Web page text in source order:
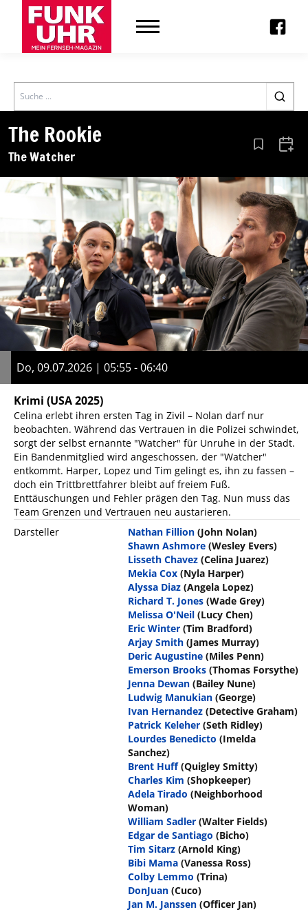
Search
The Rookie
The Watcher Aus den
Do, 09.07.2026 | 05:55 - 06:40
Krimi (USA 2025)
Celina erlebt ihren ersten Tag in Zivil – Nolan darf nur
beobachten. Während das Vertrauen in die Polizei schwindet,
sorgt der selbst ernannte "Watcher" für Unruhe in der Stadt.
Ein Bandenmitglied wird angeschossen, der "Watcher"
entkommt. Harper, Lopez und Tim gelingt es, ihn zu fassen –
doch ein Trittbrettfahrer bleibt auf freiem Fuß.
Enttäuschungen und Fehler prägen den Tag. Nun muss das
Team Grenzen und Vertrauen neu austarieren.
Darsteller
Nathan Fillion (John Nolan)
Shawn Ashmore (Wesley Evers)
Lisseth Chavez (Celina Juarez)
Mekia Cox (Nyla Harper)
Alyssa Diaz (Angela Lopez)
Richard T. Jones (Wade Grey)
Melissa O'Neil (Lucy Chen)
Eric Winter (Tim Bradford)
Arjay Smith (James Murray)
Deric Augustine (Miles Penn)
Emerson Brooks (Thomas Forsythe)
Jenna Dewan (Bailey Nune)
Ludwig Manukian (George)
Ivan Hernandez (Detective Graham)
Patrick Keleher (Seth Ridley)
Lourdes Benedicto (Imelda
Sanchez)
Brent Huff (Quigley Smitty)
Charles Kim (Shopkeeper)
Adela Tirado (Neighborhood
Woman)
William Sadler (Walter Fields)
Edgar de Santiago (Bicho)
Tim Sitarz (Arnold King)
Bibi Mama (Vanessa Ross)
Colby Lemmo (Trina)
DonJuan (Cuco)
Jan M. Janssen (Officer Jan)